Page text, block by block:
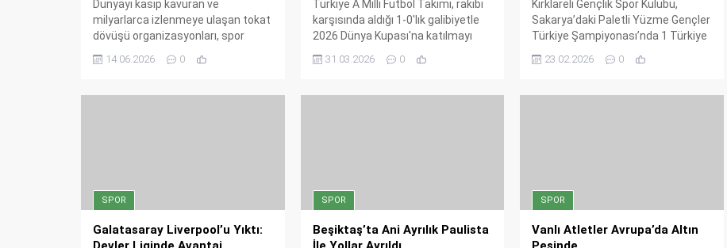
Dünyayı kasıp kavuran ve
milyarlarca izlenmeye ulaşan tokat
dövüşü organizasyonları, spor
yazıyor. Yeni nesil gladyatörlerin
antrenman sırlarından, sağlık
14.06.2026 0
Türkiye A Milli Futbol Takımı, rakibi
karşısında aldığı 1-0'lık galibiyetle
2026 Dünya Kupası'na katılmayı
tarih yazdı.
31.03.2026 0
Kırklareli Gençlik Spor Kulübü,
Sakarya’daki Paletli Yüzme Gençler
Türkiye Şampiyonası’nda 1 Türkiye
Takım barajlarını geçti. Derin
şampiyonluğa kulaç attı.
23.02.2026 0
SPOR
Galatasaray Liverpool’u Yıktı:
SPOR
Beşiktaş’ta Ani Ayrılık Paulista
SPOR
Vanlı Atletler Avrupa’da Altın